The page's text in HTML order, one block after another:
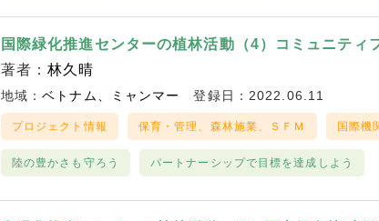
国際緑化推進センターの植林活動（4）コミュニティ
著者：林久晴
地域：ベトナム ミャンマー 登録日：2022.06.11
プロジェクト情報 保育・管理、森林施業、ＳＦＭ 国際機
陸の豊かさも守ろう パートナーシップで目標を達成しよう